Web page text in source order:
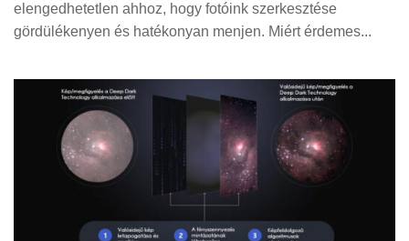
elengedhetetlen ahhoz, hogy fotóink szerkesztése
gördülékenyen és hatékonyan menjen. Miért érdemes...